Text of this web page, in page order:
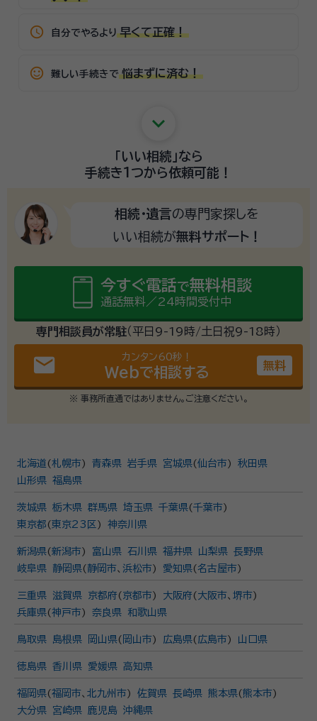
schedule 自分でやるより 早くて正確！
sentiment_satisfied_alt 難しい手続きで 悩まずに済む！
keyboard_arrow_down
「いい相続」なら
手続き1つから依頼可能！
相続・遺言の専門家探しを
いい相続が無料サポート！
今すぐ電話で無料相談
通話無料／24時間受付中
専門相談員が常駐（平日9-19時/土日祝9-18時）
email カンタン60秒！
Webで相談する 無料
※ 事務所直通ではありません。ご注意ください。
北海道 (札幌市) 青森県 岩手県 宮城県(仙台市)
秋田県
山形県 福島県
茨城県 栃木県 群馬県 埼玉県 千葉県(千葉市)
東京都 (東京23区) 神奈川県
新潟県(新潟市) 富山県 石川県 福井県 山梨県 長野県
岐阜県
静岡県(静岡市、 浜松市) 愛知県(名古屋市)
三重県 滋賀県 京都府(京都市) 大阪府(大阪市、 堺市)
兵庫県(神戸市) 奈良県 和歌山県
鳥取県 島根県 岡山県( 岡山市) 広島県(広島市) 山口県
徳島県 香川県 愛媛県 高知県
福岡県(福岡市、 北九州市) 佐賀県 長崎県 熊本県(熊本市)
大分県
宮崎県 鹿児島 沖縄県